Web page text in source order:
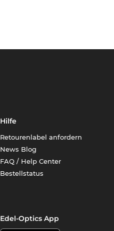
Hilfe
Retourenlabel anfordern
News Blog
FAQ / Help Center
Bestellstatus
Edel-Optics App